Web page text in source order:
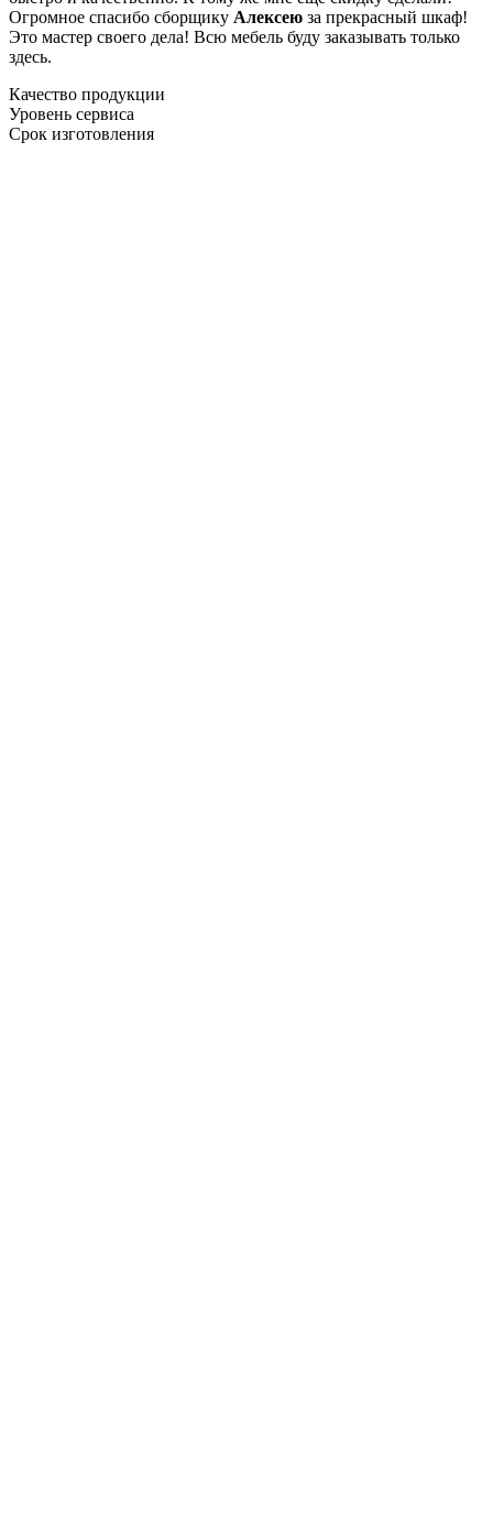
Огромное спасибо сборщику Алексею за прекрасный шкаф!
Это мастер своего дела! Всю мебель буду заказывать только
здесь.
Качество продукции
Уровень сервиса
Срок изготовления